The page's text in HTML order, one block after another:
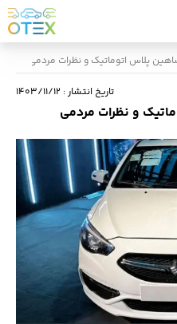
پلاس اتوماتیک و نظرات مردمی
تاریخ انتشار: ۱۴۰۳/۱۱/۱۲
و نظرات مردمی